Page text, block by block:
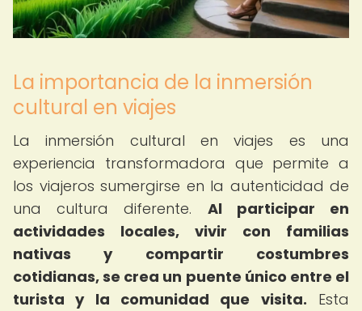
La importancia de la inmersión
cultural en viajes
La inmersión cultural en viajes es una
experiencia transformadora que permite a
los viajeros sumergirse en la autenticidad de
una cultura diferente. Al participar en
actividades locales, vivir con familias
nativas y compartir costumbres
cotidianas, se crea un puente único entre el
turista y la comunidad que visita. Esta